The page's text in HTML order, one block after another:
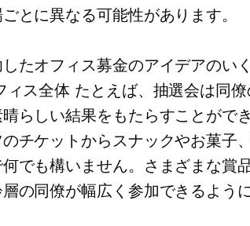
とに異なる可能性があります。
たオフィス募金のアイデアのい
ィス全体 たとえば、抽選会は同
らしい結果をもたらすことがで
のチケットからスナックやお菓子
何でも構いません。さまざまな賞
の同僚が幅広く参加できるよう